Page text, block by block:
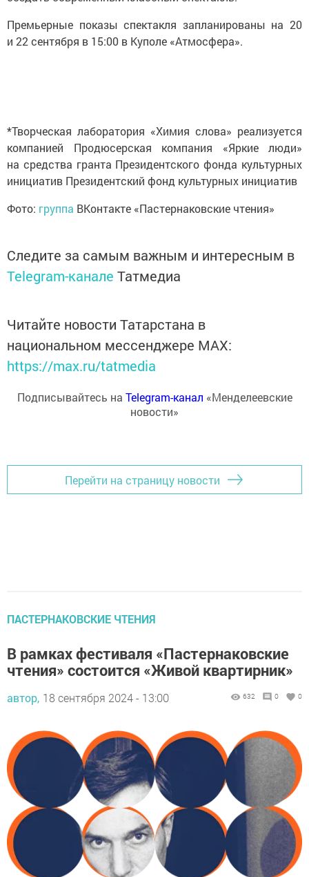
Премьерные показы спектакля запланированы на 20
и 22 сентября в 15:00 в Куполе «Атмосфера».
*Творческая лаборатория «Химия слова» реализуется
компанией Продюсерская компания «Яркие люди»
на средства гранта Президентского фонда культурных
инициатив Президентский фонд культурных инициатив
Фото: группа ВКонтакте «Пастернаковские чтения»
Следите за самым важным и интересным в
Telegram-канале Татмедиа
Читайте новости Татарстана в
национальном мессенджере MАХ:
https://max.ru/tatmedia
Подписывайтесь на Telegram-канал «Менделеевские
новости»
Перейти на страницу новости
ПАСТЕРНАКОВСКИЕ ЧТЕНИЯ
В рамках фестиваля «Пастернаковские
чтения» состоится «Живой квартирник»
автор, 18 сентября 2024 - 13:00 632 0 0